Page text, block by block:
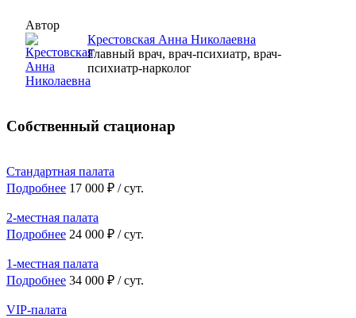
Автор
Крестовская Анна Николаевна
Главный врач, врач-психиатр, врач-
психиатр-нарколог
Собственный стационар
Стандартная палата
Подробнее 17 000 ₽ / сут.
2-местная палата
Подробнее 24 000 ₽ / сут.
1-местная палата
Подробнее 34 000 ₽ / сут.
VIP-палата